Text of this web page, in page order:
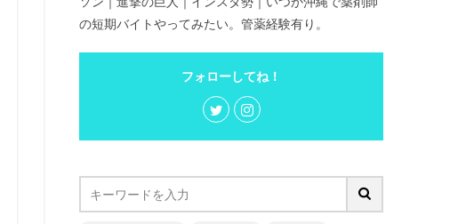
の短期バイトやってみたい。管薬経験有り。
フォローしてね！